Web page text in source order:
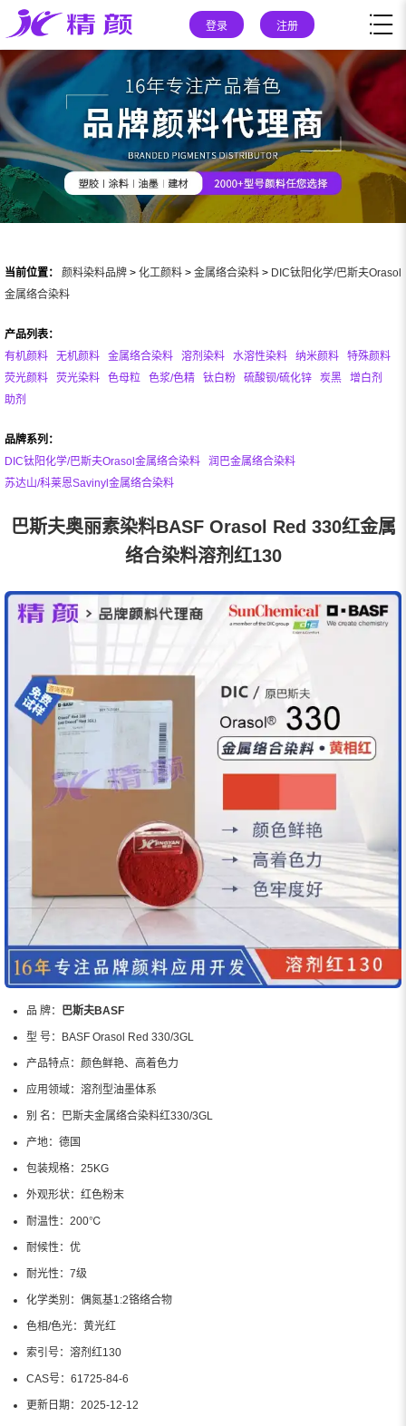
登录 注册
当前位置： 颜料染料品牌 > 化工颜料 > 金属络合染料 > DIC钛阳化学/巴斯夫Orasol
金属络合染料
产品列表：
有机颜料
无机颜料 金属络合染料 溶剂染料 水溶性染料 纳米颜料
特殊颜料
荧光颜料
荧光染料 色母粒 色浆/色精 钛白粉 硫酸钡/硫化锌 炭黑
增白剂
助剂
品牌系列：
DIC钛阳化学/巴斯夫Orasol金属络合染料
润巴金属络合染料
苏达山/科莱恩Savinyl金属络合染料
巴斯夫奥丽素染料BASF Orasol Red 330红金属
络合染料溶剂红130
品 牌： 巴斯夫BASF
型 号： BASF Orasol Red 330/3GL
产品特点： 颜色鲜艳、高着色力
应用领域： 溶剂型油墨体系
别 名： 巴斯夫金属络合染料红330/3GL
产地： 德国
包装规格： 25KG
外观形状： 红色粉末
耐温性： 200℃
耐候性： 优
耐光性： 7级
化学类别： 偶氮基1:2铬络合物
色相/色光： 黄光红
索引号： 溶剂红130
CAS号： 61725-84-6
更新日期： 2025-12-12